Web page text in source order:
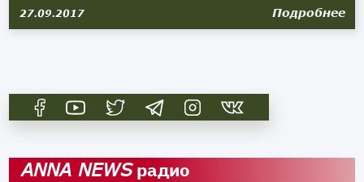
27.09.2017 Подробнее
ANNA NEWSрадио